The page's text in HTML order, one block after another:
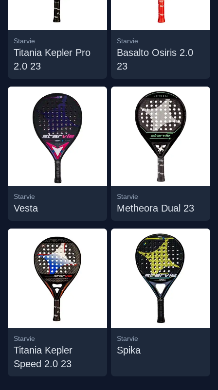
Starvie
Titania Kepler Pro
2.0 23
Starvie
Basalto Osiris 2.0
23
Starvie
Vesta
Starvie
Metheora Dual 23
Starvie
Titania Kepler
Speed 2.0 23
Starvie
Spika